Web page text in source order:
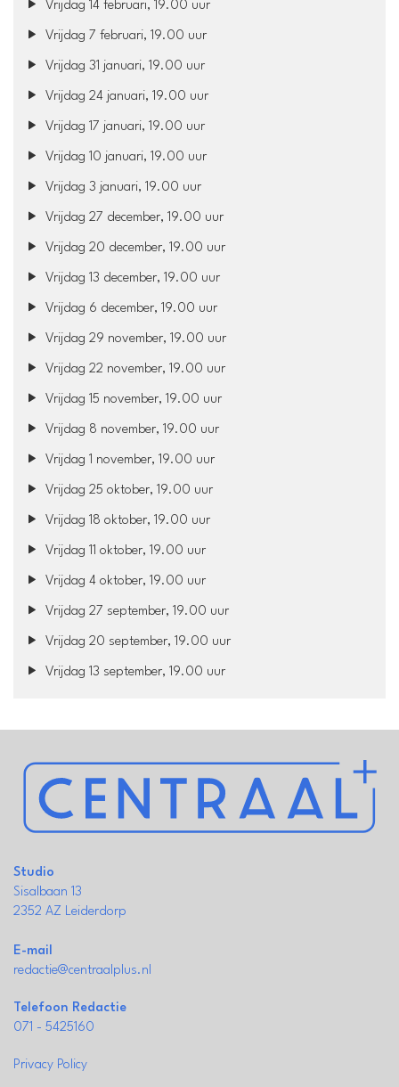
Vrijdag 14 februari, 19.00 uur
Vrijdag 7 februari, 19.00 uur
Vrijdag 31 januari, 19.00 uur
Vrijdag 24 januari, 19.00 uur
Vrijdag 17 januari, 19.00 uur
Vrijdag 10 januari, 19.00 uur
Vrijdag 3 januari, 19.00 uur
Vrijdag 27 december, 19.00 uur
Vrijdag 20 december, 19.00 uur
Vrijdag 13 december, 19.00 uur
Vrijdag 6 december, 19.00 uur
Vrijdag 29 november, 19.00 uur
Vrijdag 22 november, 19.00 uur
Vrijdag 15 november, 19.00 uur
Vrijdag 8 november, 19.00 uur
Vrijdag 1 november, 19.00 uur
Vrijdag 25 oktober, 19.00 uur
Vrijdag 18 oktober, 19.00 uur
Vrijdag 11 oktober, 19.00 uur
Vrijdag 4 oktober, 19.00 uur
Vrijdag 27 september, 19.00 uur
Vrijdag 20 september, 19.00 uur
Vrijdag 13 september, 19.00 uur
Studio
Sisalbaan 13
2352 AZ Leiderdorp
E-mail
redactie@centraalplus.nl
Telefoon Redactie
071 - 5425160
Privacy Policy